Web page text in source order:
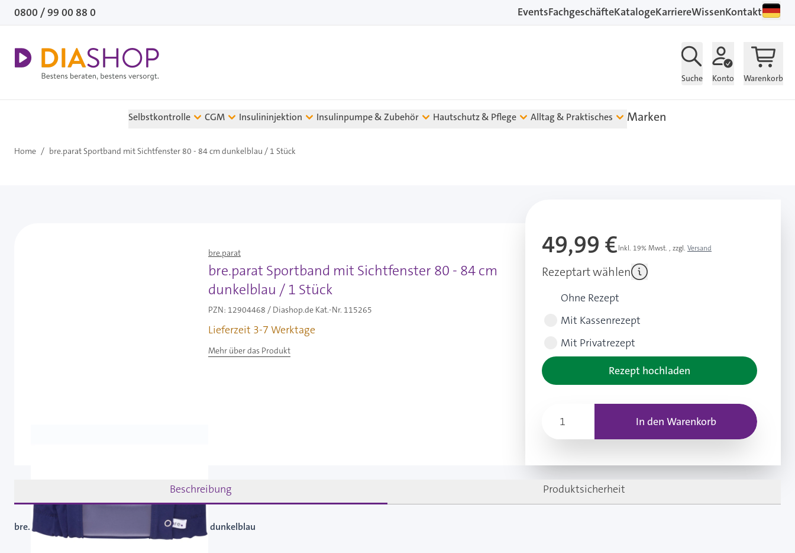
Direkt zum Inhalt
0800 / 99 00 88 0 EventsFachgeschäfteKatalogeKarriereWissenKontakt
Suche Konto Warenkorb
Selbstkontrolle CGM Insulininjektion Insulinpumpe & Zubehör Hautschutz & Pflege Alltag & Praktisches Marken
Home / bre.parat Sportband mit Sichtfenster 80 - 84 cm dunkelblau / 1 Stück
bre.parat
bre.parat Sportband mit Sichtfenster 80 - 84 cm
dunkelblau / 1 Stück
PZN: 12904468 / Diashop.de Kat.-Nr. 115265
Lieferzeit 3-7 Werktage
Mehr über das Produkt
49,99 €Inkl. 19% Mwst. , zzgl. Versand
Rezeptart wählen
Ohne Rezept
Mit Kassenrezept
Mit Privatrezept
Rezept hochladen
In den Warenkorb
Beschreibung Produktsicherheit
bre.parat Sportband mit Sichtfenster 80 - 84 cm dunkelblau